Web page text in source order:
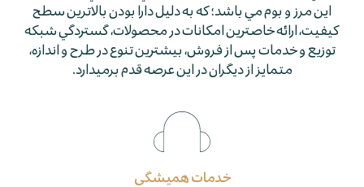
اين مرز و بوم مي باشد؛ كه به دليل دارا بودن بالاترين سطح
كيفيت، ارائه خاصترين امكانات در محصولات، گستردگي شبكه
توزيع و خدمات پس از فروش، بيشترين تنوع در طرح و اندازه،
متمايز از ديگران در اين عرصه قدم برمي­دارد.
خدمات همیشگی